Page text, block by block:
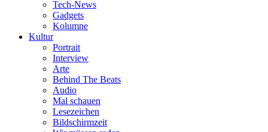
Tech-News
Gadgets
Kolumne
Kultur
Portrait
Interview
Arte
Behind The Beats
Audio
Mal schauen
Lesezeichen
Bildschirmzeit